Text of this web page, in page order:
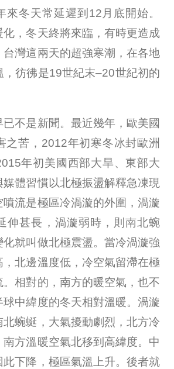
來冬天常延遲到12月底開始。
，冬天終將來臨，有時更造成
台灣這兩天的超強寒潮，在各地
，彷彿是19世紀末–20世紀初的
不是新聞。最近幾年，歐美國
之苦，2012年初寒冬冰封歐洲
年初美國西部大旱、東部大
媒體習慣以北極振盪解釋急凍現
流是極區冷渦漩的外圍，渦漩
伸甚長，渦漩弱時，則南北蜿
就叫做北極震盪。當冷渦漩強
，北邊溫度低，冷空氣留滯在極
。相對的，南方的暖空氣，也不
中緯度的冬天相對溫暖。渦漩
蜿蜒，大氣擾動劇烈，北方冷
方溫暖空氣北移到高緯度。中
下降，極區氣溫上升。後者就